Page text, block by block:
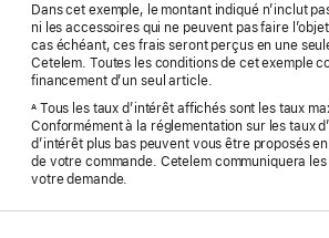
Dans cet exemple, le montant indiqué n’inclut
ni les accessoires qui ne peuvent pas faire
cas échéant, ces frais seront perçus en une
Cetelem. Toutes les conditions de cet exemple
financement d’un seul article.
ATous les taux d’intérêt affichés sont les taux
Conformément à la réglementation sur les taux
d’intérêt plus bas peuvent vous être proposés
de votre commande. Cetelem communiquera
votre demande.